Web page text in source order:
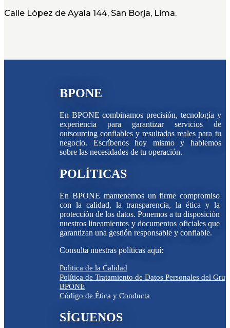
Calle López de Ayala 144, San Borja, Lima.
BPONE
En BPONE combinamos precisión, tecnología y
experiencia para garantizar servicios de
outsourcing confiables y resultados reales para tu
negocio. Escríbenos hoy mismo y hablemos
sobre las necesidades de tu operación.
POLÍTICAS
En BPONE mantenemos un firme compromiso
con la calidad, la transparencia, la ética y la
protección de los datos. Ponemos a tu disposición
nuestros lineamientos y documentos oficiales que
garantizan una gestión responsable y confiable.
Consulta nuestras políticas aquí:
Política de la Calidad
Política de Tratamiento de Datos Personales del
BPONE
Código de Ética y Conducta
SÍGUENOS